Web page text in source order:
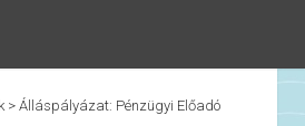
> Álláspályázat: Pénzügyi Előadó